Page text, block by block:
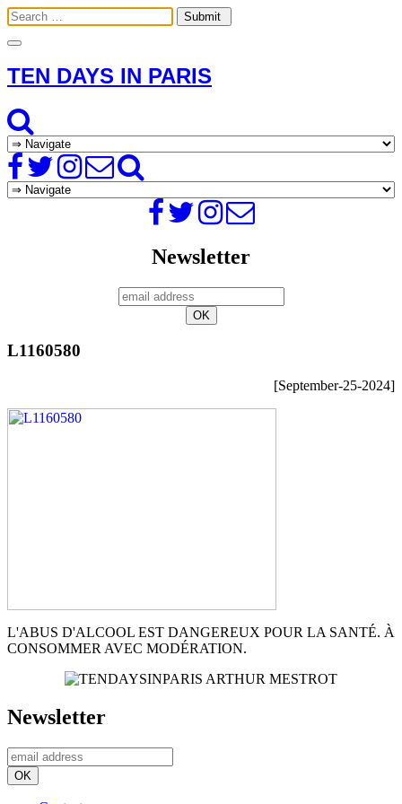
Toggle
TEN DAYS IN PARIS
Newsletter
L1160580
[September-25-2024]
L'ABUS D'ALCOOL EST DANGEREUX POUR LA SANTÉ. À
CONSOMMER AVEC MODÉRATION.
Newsletter